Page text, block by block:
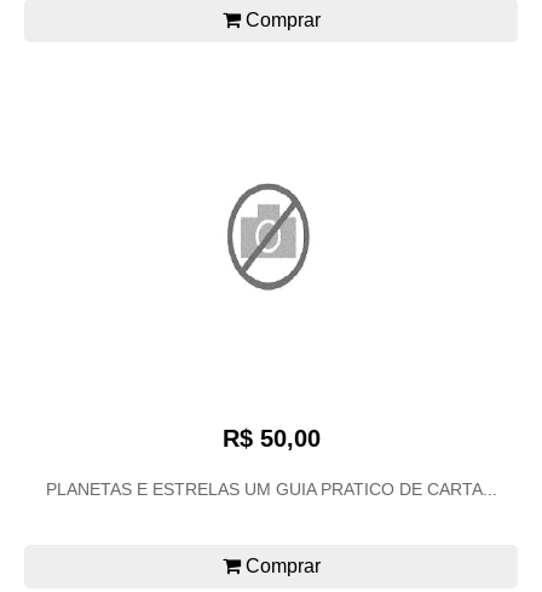
Comprar
R$ 50,00
PLANETAS E ESTRELAS UM GUIA PRATICO DE CARTA...
Comprar